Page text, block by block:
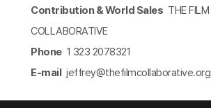
Contribution & World Sales THE FILM
COLLABORATIVE
Phone1 323 2078321
E-mailjeffrey@thefilmcollaborative.org​